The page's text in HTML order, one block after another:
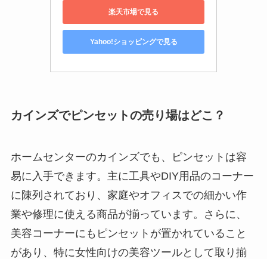
楽天市場で見る
Yahoo!ショッピングで見る
カインズでピンセットの売り場はどこ？
ホームセンターのカインズでも、ピンセットは容
易に入手できます。主に工具やDIY用品のコーナー
に陳列されており、家庭やオフィスでの細かい作
業や修理に使える商品が揃っています。さらに、
美容コーナーにもピンセットが置かれていること
があり、特に女性向けの美容ツールとして取り揃